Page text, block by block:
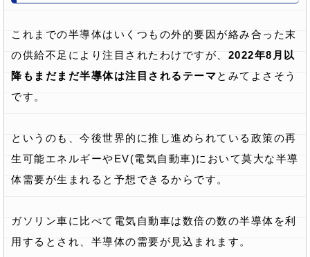
これまでの半導体はいくつもの外的要因が絡み合った末
の供給不足により注目されたわけですが、 2022年8月以
降もまだまだ半導体は注目されるテーマとみてよさそう
です。
というのも、今後世界的に推し進められている政策の再
生可能エネルギーやEV(電気自動車)において莫大な半導
体需要が生まれると予想できるからです。
ガソリン車に比べて電気自動車は数倍の数の半導体を利
用するとされ、半導体の需要が見込まれます。